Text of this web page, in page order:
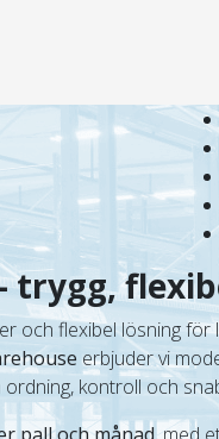
trygg,
och flexibel lösning för
erbjuder vi
kontroll och